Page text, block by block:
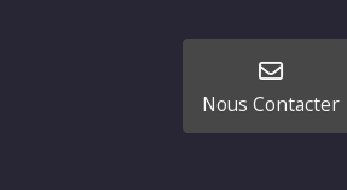
Nous Contacter